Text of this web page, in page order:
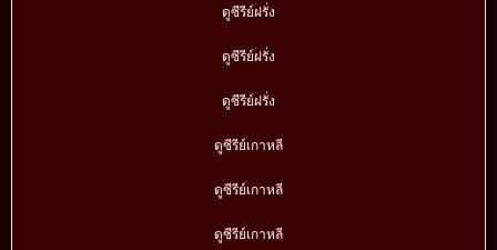
ดูซีรีย์ฝรั่ง
ดูซีรีย์ฝรั่ง
ดูซีรีย์ฝรั่ง
ดูซีรีย์เกาหลี
ดูซีรีย์เกาหลี
ดูซีรีย์เกาหลี